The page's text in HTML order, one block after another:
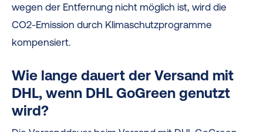
wegen der Entfernung nicht möglich ist, wird die
CO2-Emission durch Klimaschutzprogramme
kompensiert.
Wie lange dauert der Versand mit
DHL, wenn DHL GoGreen genutzt
wird?